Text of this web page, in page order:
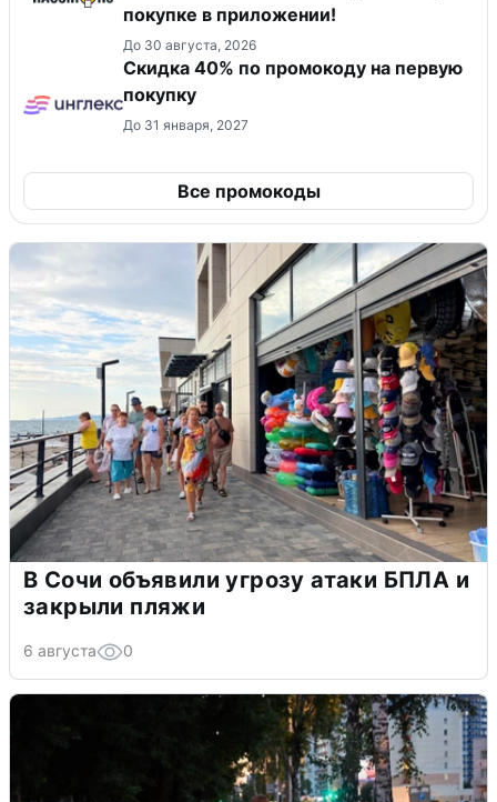
покупке в приложении!
До 30 августа, 2026
Скидка 40% по промокоду на первую
покупку
До 31 января, 2027
Все промокоды
В Сочи объявили угрозу атаки БПЛА и
закрыли пляжи
6 августа 0